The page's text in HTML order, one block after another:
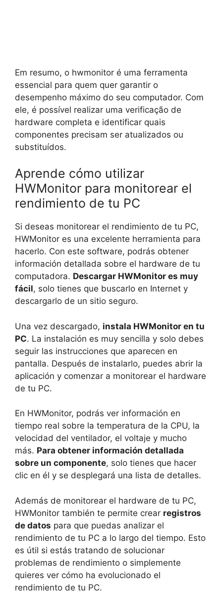
Em resumo, o hwmonitor é uma ferramenta
essencial para quem quer garantir o
desempenho máximo do seu computador. Com
ele, é possível realizar uma verificação de
hardware completa e identificar quais
componentes precisam ser atualizados ou
substituídos.
Aprende cómo utilizar
HWMonitor para monitorear el
rendimiento de tu PC
Si deseas monitorear el rendimiento de tu PC,
HWMonitor es una excelente herramienta para
hacerlo. Con este software, podrás obtener
información detallada sobre el hardware de tu
computadora. Descargar HWMonitor es muy
fácil, solo tienes que buscarlo en Internet y
descargarlo de un sitio seguro.
Una vez descargado, instala HWMonitor en tu
PC. La instalación es muy sencilla y solo debes
seguir las instrucciones que aparecen en
pantalla. Después de instalarlo, puedes abrir la
aplicación y comenzar a monitorear el hardware
de tu PC.
En HWMonitor, podrás ver información en
tiempo real sobre la temperatura de la CPU, la
velocidad del ventilador, el voltaje y mucho
más. Para obtener información detallada
sobre un componente, solo tienes que hacer
clic en él y se desplegará una lista de detalles.
Además de monitorear el hardware de tu PC,
HWMonitor también te permite crear registros
de datos para que puedas analizar el
rendimiento de tu PC a lo largo del tiempo. Esto
es útil si estás tratando de solucionar
problemas de rendimiento o simplemente
quieres ver cómo ha evolucionado el
rendimiento de tu PC.